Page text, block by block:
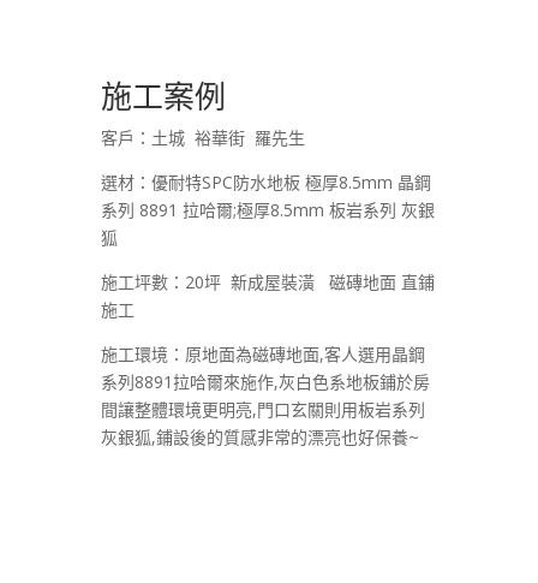
施工案例
客戶：土城 裕華街 羅先生
選材：優耐特SPC防水地板 極厚8.5mm 晶鋼
系列 8891 拉哈爾;極厚8.5mm 板岩系列 灰銀
狐
施工坪數：20坪 新成屋裝潢 磁磚地面 直鋪
施工
施工環境：原地面為磁磚地面,客人選用晶鋼
系列8891拉哈爾來施作,灰白色系地板鋪於房
間讓整體環境更明亮,門口玄關則用板岩系列
灰銀狐,鋪設後的質感非常的漂亮也好保養~